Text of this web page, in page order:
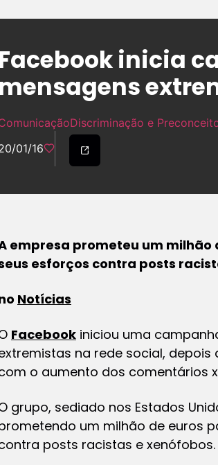
Facebook inicia
mensagens
Discriminação e
01/16
empresa prometeu um
esforços contra posts
Notícias
Facebook iniciou uma
na rede social,
o aumento dos comentários
grupo, sediado nos Estados
um milhão de euros
posts racistas e xenófobos.